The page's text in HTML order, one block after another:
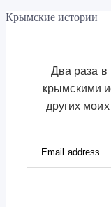
Крымские истории
Два раза в
крымскими
других